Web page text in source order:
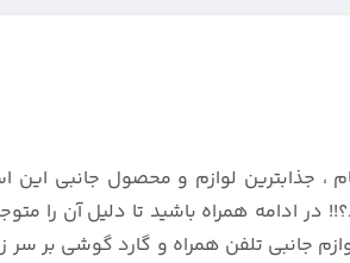
جذابترین لوازم و محصول جانبی این
در ادامه همراه باشید تا دلیل آن را
تلفن همراه و گارد گوشی بر سر